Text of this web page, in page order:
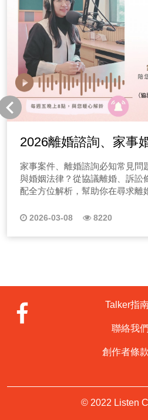
2026離婚諮詢、家事
家事案件、離婚諮詢
家事案件、離婚諮詢必知常見問
與婚姻法律？從協議離婚、訴訟
配全方位解析，幫助你在尋求離
有核心問題 在婚姻中遇到法律問題時，許多人不知道該找
整理這篇實用懶人包，幫助你快
規定，結婚後雙方享有平等的財
障內容包含，完整內容歡迎收聽下方節目
庭經濟的共同責任 2.對未成年子女的監護與扶養義務 3.財
選？ 離婚的法律方式主要有兩種： 1.協議離婚 需雙方
合意，可由律師協助擬定「離
戶政事務所辦理即可，適用於
2026-03-08 8220
Talker指
聯絡我們
創作者條款
© 2022 Listen